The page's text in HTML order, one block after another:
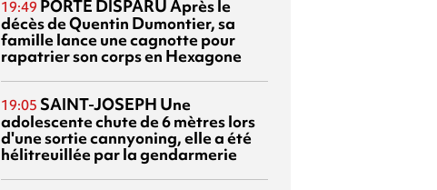
19:49 PORTÉ DISPARUAprès le
décès de Quentin Dumontier, sa
famille lance une cagnotte pour
rapatrier son corps en Hexagone
19:05 SAINT-JOSEPH Une
adolescente chute de 6 mètres lors
d'une sortie cannyoning, elle a été
hélitreuillée par la gendarmerie